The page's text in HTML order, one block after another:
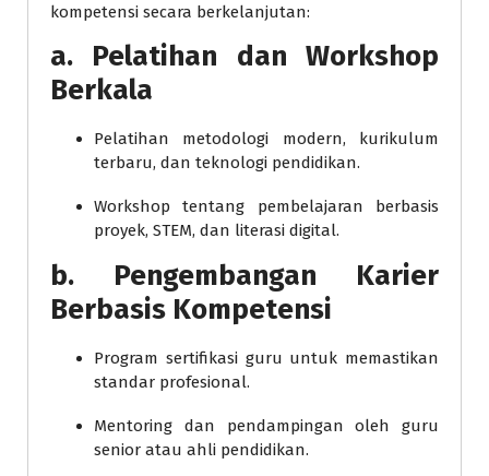
kompetensi secara berkelanjutan:
a. Pelatihan dan Workshop
Berkala
Pelatihan metodologi modern, kurikulum
terbaru, dan teknologi pendidikan.
Workshop tentang pembelajaran berbasis
proyek, STEM, dan literasi digital.
b. Pengembangan Karier
Berbasis Kompetensi
Program sertifikasi guru untuk memastikan
standar profesional.
Mentoring dan pendampingan oleh guru
senior atau ahli pendidikan.